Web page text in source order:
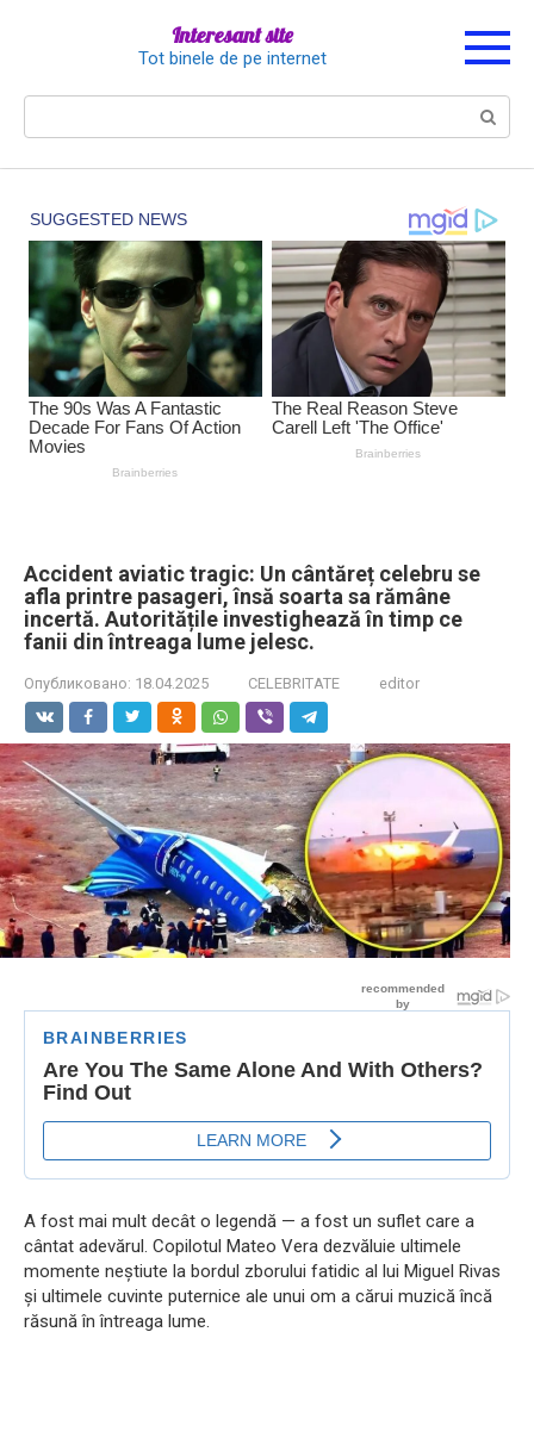
Interesant site
Tot binele de pe internet
Accident aviatic tragic: Un cântăreț celebru se
afla printre pasageri, însă soarta sa rămâne
incertă. Autoritățile investighează în timp ce
fanii din întreaga lume jelesc.
Опубликовано: 18.04.2025 CELEBRITATE editor
A fost mai mult decât o legendă — a fost un suflet care a
cântat adevărul. Copilotul Mateo Vera dezvăluie ultimele
momente neștiute la bordul zborului fatidic al lui Miguel Rivas
și ultimele cuvinte puternice ale unui om a cărui muzică încă
răsună în întreaga lume.